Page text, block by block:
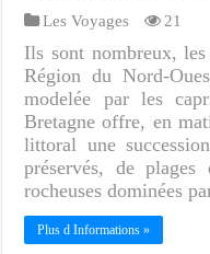
Les Voyages 21
Ils sont nombreux,
Région du Nord-
modelée par les
Bretagne offre, en
littoral une
préservés, de
rocheuses dominées
Plus d Informations »